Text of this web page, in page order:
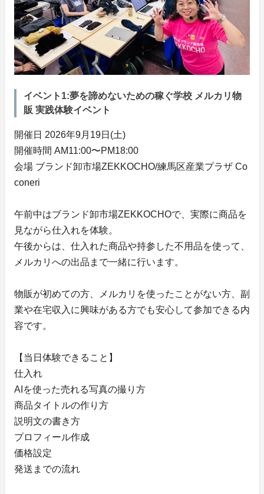
イベント1:夢を諦めないための稼ぐ学校 メルカリ物
販 実践体験イベント
開催日 2026年9月19日(土)
開催時間 AM11:00〜PM18:00
会場 ブランド卸市場ZEKKOCHO/練馬区産業プラザ Co
coneri
午前中はブランド卸市場ZEKKOCHOで、実際に商品を
見ながら仕入れを体験。
午後からは、仕入れた商品や持参した不用品を使って、
メルカリへの出品まで一緒に行います。
物販が初めての方、メルカリを使ったことがない方、副
業や在宅収入に興味がある方でも安心して参加できる内
容です。
【当日体験できること】
仕入れ
AIを使った売れる写真の撮り方
商品タイトルの作り方
説明文の書き方
プロフィール作成
価格設定
発送までの流れ